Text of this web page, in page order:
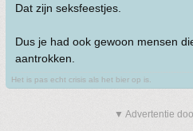
Dat zijn seksfeestjes.
Dus je had ook gewoon mensen
aantrokken.
Het is pas echt crisis als het bier op is.
▼ Advertentie